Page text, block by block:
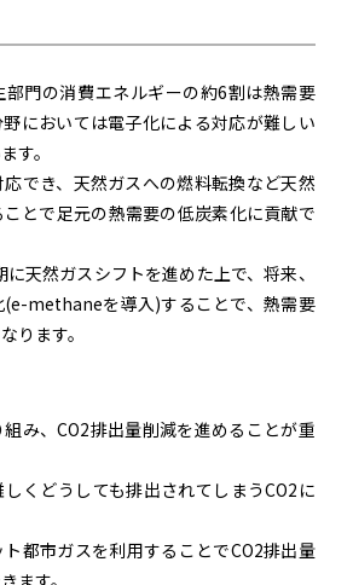
部門の消費エネルギーの約6割は熱需要
においては電子化による対応が難しい
す。
でき、天然ガスへの燃料転換など天然
とで足元の熱需要の低炭素化に貢献で
天然ガスシフトを進めた上で、将来、
(e-methaneを導入)することで、熱需要
ります。
み、CO2排出量削減を進めることが重
くどうしても排出されてしまうCO2に
都市ガスを利用することでCO2排出量